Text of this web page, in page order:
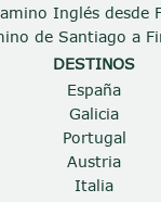
Inglés desde
de Santiago a
DESTINOS
España
Galicia
Portugal
Austria
Italia